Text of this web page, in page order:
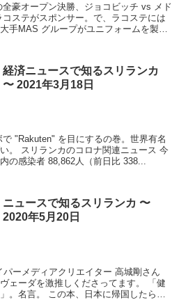
手MAS グループがユニフォームを製
経済ニュースで知るスリランカ
〜 2021年3月18日
ース 今
の感染者 88,862人（前日比 338...
ニュースで知るスリランカ 〜
2020年5月20日
ーダを激推しくださってます。 「健
本に帰国したら探